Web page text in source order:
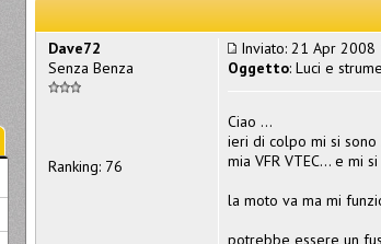
Inviato: 21 Apr 2008
Oggetto: Luci e
Ciao ...
ieri di colpo mi si
mia VFR VTEC... e mi
la moto va ma mi
potrebbe essere un
Dave72
Senza Benza
Ranking: 76